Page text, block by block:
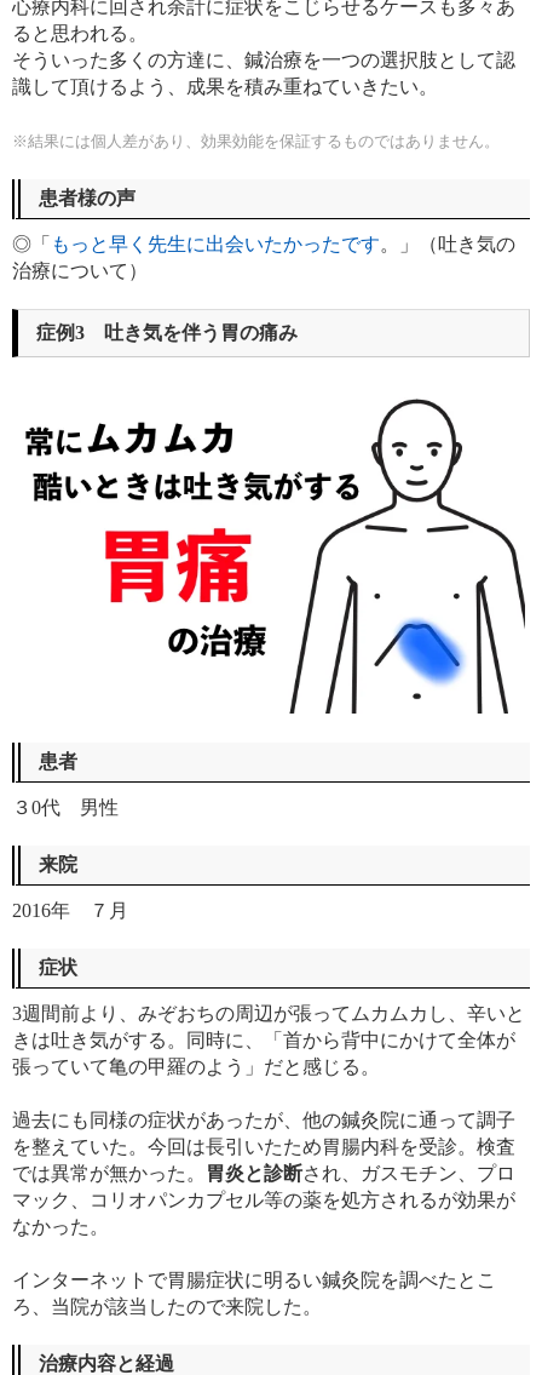
心療内科に回され余計に症状をこじらせるケースも多々あ
ると思われる。
そういった多くの方達に、鍼治療を一つの選択肢として認
識して頂けるよう、成果を積み重ねていきたい。
※結果には個人差があり、 効果効能を保証するものではありません。
患者様の声
◎「 もっと早く先生に出会いたかったです。」（吐き気の
治療について）
症例3 吐き気を伴う胃の痛み
患者
３0代 男性
来院
2016年 ７月
症状
3週間前より、みぞおちの周辺が張ってムカムカし、辛いと
きは吐き気がする。同時に、「首から背中にかけて全体が
張っていて亀の甲羅のよう」だと感じる。
過去にも同様の症状があったが、他の鍼灸院に通って調子
を整えていた。今回は長引いたため胃腸内科を受診。検査
では異常が無かった。
胃炎と診断され、ガスモチン、プロ
マック、コリオパンカプセル等の薬を処方されるが効果が
なかった。
インターネットで胃腸症状に明るい鍼灸院を調べたとこ
ろ、当院が該当したので来院した。
治療内容と経過